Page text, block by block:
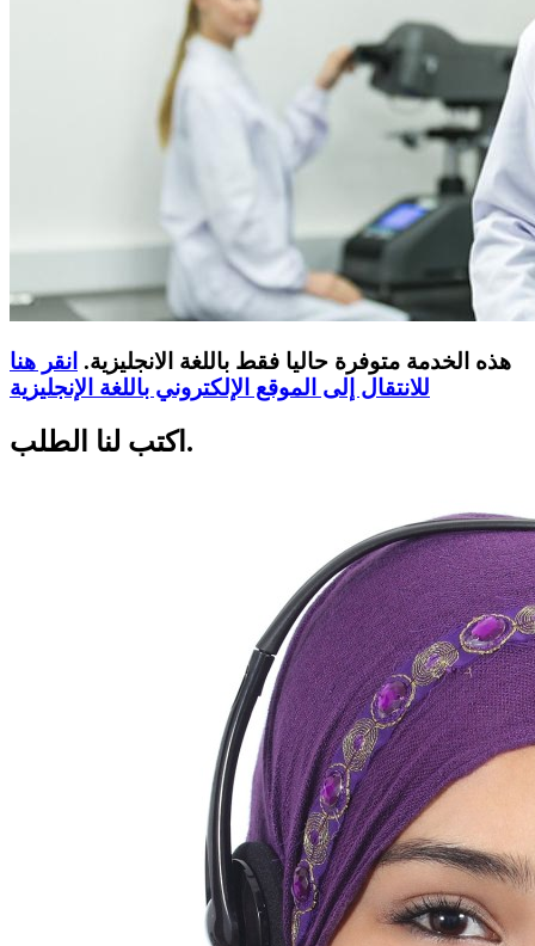
هذه الخدمة متوفرة حاليا فقط باللغة الانجليزية. انقر هنا
للانتقال إلى الموقع الإلكتروني باللغة الإنجليزية
اكتب لنا الطلب.